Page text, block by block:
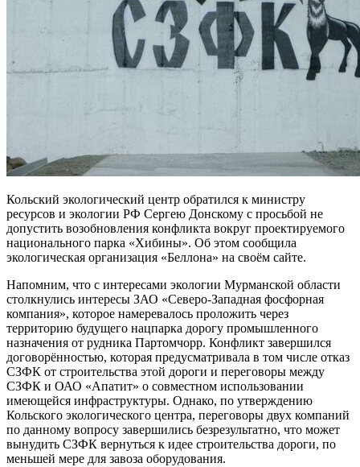
Кольский экологический центр обратился к министру
ресурсов и экологии РФ Сергею Донскому с просьбой не
допустить возобновления конфликта вокруг проектируемого
национального парка «Хибины». Об этом сообщила
экологическая организация «Беллона» на своём сайте.
Напомним, что с интересами экологии Мурманской области
столкнулись интересы ЗАО «Северо-Западная фосфорная
компания», которое намеревалось проложить через
территорию будущего нацпарка дорогу промышленного
назначения от рудника Партомчорр. Конфликт завершился
договорённостью, которая предусматривала в том числе отказ
СЗФК от строительства этой дороги и переговоры между
СЗФК и ОАО «Апатит» о совместном использовании
имеющейся инфраструктуры. Однако, по утверждению
Кольского экологического центра, переговоры двух компаний
по данному вопросу завершились безрезультатно, что может
вынудить СЗФК вернуться к идее строительства дороги, по
меньшей мере для завоза оборудования.